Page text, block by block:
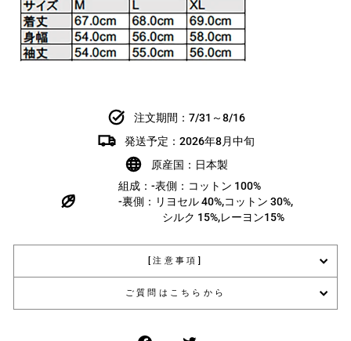
注文期間：7/31～8/16
発送予定：2026年8月中旬
原産国：日本製
組成：-表側：コットン 100%
-裏側：リヨセル 40%,コットン 30%,
シルク 15%,レーヨン15%
[注意事項]
ご質問はこちらから